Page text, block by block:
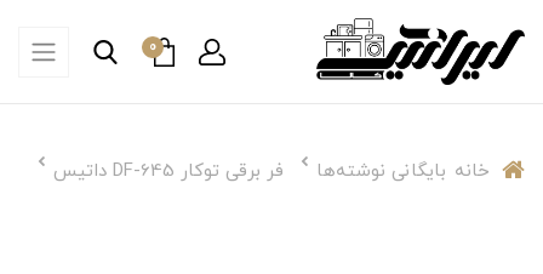
0
خانه بایگانی نوشته‌ها فر برقی توکار DF-645 داتیس